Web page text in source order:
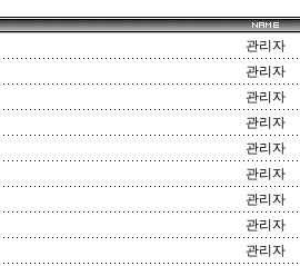
관리자
관리자
관리자
관리자
관리자
관리자
관리자
관리자
관리자